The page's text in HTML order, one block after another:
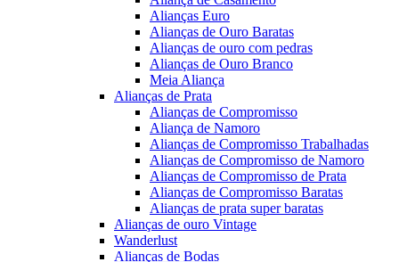
Alianças Euro
Alianças de Ouro Baratas
Alianças de ouro com pedras
Alianças de Ouro Branco
Meia Aliança
Alianças de Prata
Alianças de Compromisso
Aliança de Namoro
Alianças de Compromisso Trabalhadas
Alianças de Compromisso de Namoro
Alianças de Compromisso de Prata
Alianças de Compromisso Baratas
Alianças de prata super baratas
Alianças de ouro Vintage
Wanderlust
Alianças de Bodas